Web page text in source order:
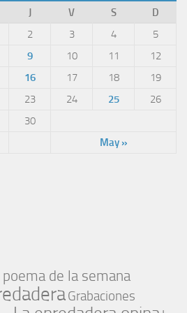
J V S D
May »
2 3 4
5
9 10 11
12
16 17 18
19
23 24 25
26
30
poema de la semana
Grabaciones